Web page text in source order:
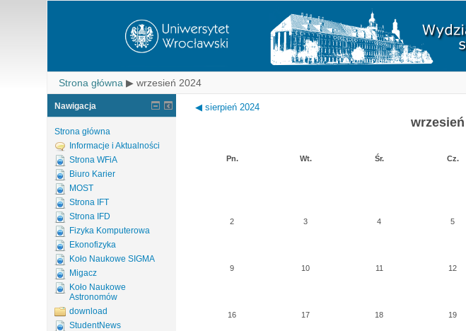
Strona główna ▶ wrzesień 2024
◀ sierpień 2024
Pn. Wt. Śr. Cz.
2 3 4 5
9 10 11 12
16 17 18 19
Nawigacja
Strona główna
Informacje i Aktualności
Strona WFiA
Biuro Karier
MOST
Strona IFT
Strona IFD
Fizyka Komputerowa
Ekonofizyka
Koło Naukowe SIGMA
Migacz
Koło Naukowe
Astronomów
download
StudentNews